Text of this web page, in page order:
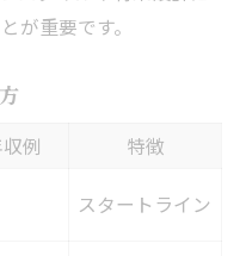
が重要です。
例
特徴
スタートライン